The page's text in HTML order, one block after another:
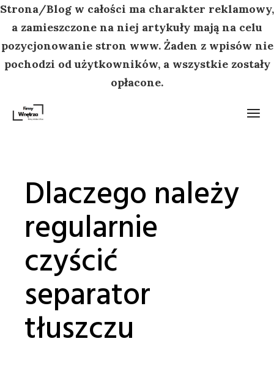
Strona/Blog w całości ma charakter reklamowy,
a zamieszczone na niej artykuły mają na celu
pozycjonowanie stron www. Żaden z wpisów nie
pochodzi od użytkowników, a wszystkie zostały
opłacone.
do
treści
Dlaczego należy
regularnie
czyścić
separator
tłuszczu